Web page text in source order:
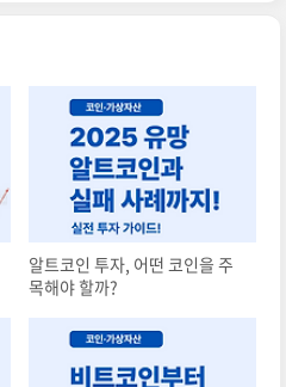
알트코인 투자, 어떤 코인을 주
목해야 할까?